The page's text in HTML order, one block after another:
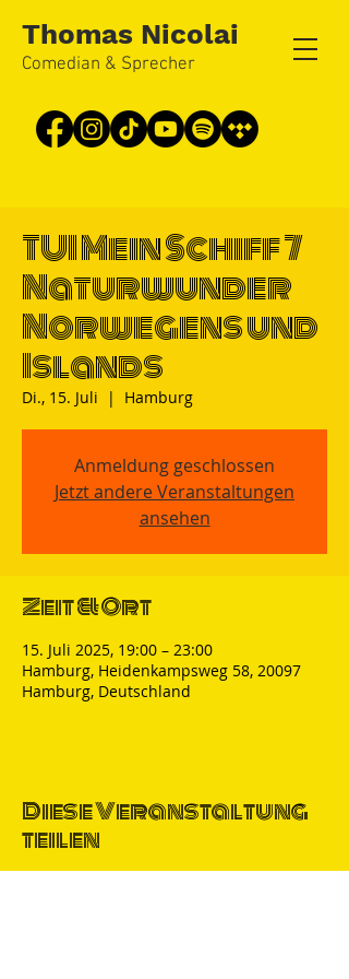
Thomas Nicolai
Comedian & Sprecher
TUI Mein Schiff 7
Naturwunder
Norwegens und
Islands
Di., 15. Juli
  |
Hamburg
Anmeldung geschlossen
Jetzt andere Veranstaltungen
ansehen
Zeit & Ort
15. Juli 2025, 19:00 – 23:00
Hamburg, Heidenkampsweg 58, 20097
Hamburg, Deutschland
Diese Veranstaltung
teilen